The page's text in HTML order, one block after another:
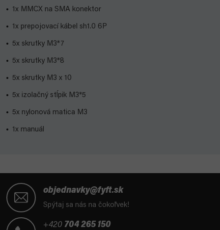
1x MMCX na SMA konektor
1x prepojovací kábel sh1.0 6P
5x skrutky M3*7
5x skrutky M3*8
5x skrutky M3 x 10
5x izolačný stĺpik M3*5
5x nylonová matica M3
1x manuál
objednavky@fyft.sk
Spýtaj sa nás na čokoľvek!
+420 704 265 150